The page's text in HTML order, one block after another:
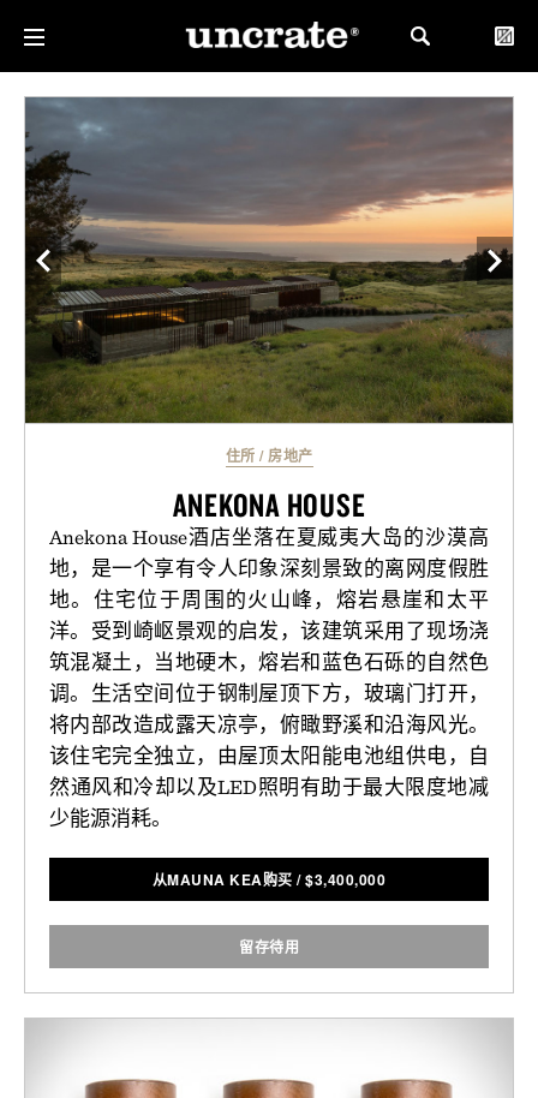
住所 /房地产
ANEKONA HOUSE
Anekona House酒店坐落在夏威夷大岛的沙漠高
地，是一个享有令人印象深刻景致的离网度假胜
地。住宅位于周围的火山峰，熔岩悬崖和太平
洋。受到崎岖景观的启发，该建筑采用了现场浇
筑混凝土，当地硬木，熔岩和蓝色石砾的自然色
调。生活空间位于钢制屋顶下方，玻璃门打开，
将内部改造成露天凉亭，俯瞰野溪和沿海风光。
该住宅完全独立，由屋顶太阳能电池组供电，自
然通风和冷却以及LED照明有助于最大限度地减
少能源消耗。
从MAUNA KEA购买 /$3,400,000
留存待用